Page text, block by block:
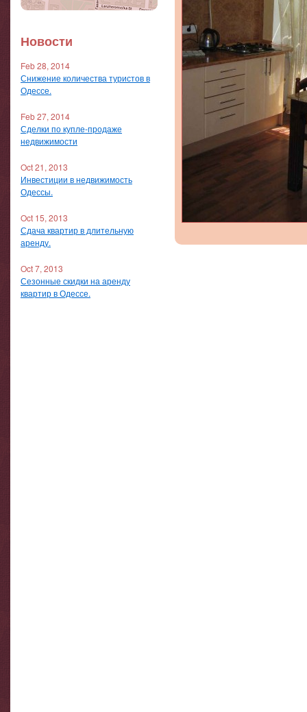
Новости
Feb 28, 2014
Снижение количества туристов в
Одессе.
Feb 27, 2014
Сделки по купле-продаже
недвижимости
Oct 21, 2013
Инвестиции в недвижимость
Одессы.
Oct 15, 2013
Сдача квартир в длительную
аренду.
Oct 7, 2013
Сезонные скидки на аренду
квартир в Одессе.